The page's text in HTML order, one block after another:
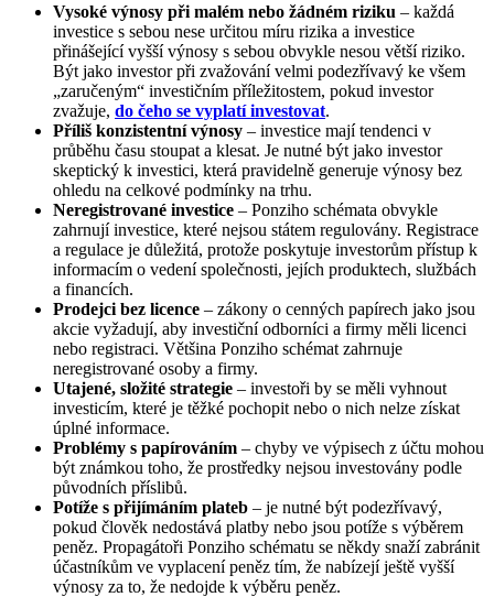
Vysoké výnosy při malém nebo žádném riziku – každá
investice s sebou nese určitou míru rizika a investice
přinášející vyšší výnosy s sebou obvykle nesou větší riziko.
Být jako investor při zvažování velmi podezřívavý ke všem
„zaručeným“ investičním příležitostem, pokud investor
zvažuje, do čeho se vyplatí investovat.
Příliš konzistentní výnosy – investice mají tendenci v
průběhu času stoupat a klesat. Je nutné být jako investor
skeptický k investici, která pravidelně generuje výnosy bez
ohledu na celkové podmínky na trhu.
Neregistrované investice – Ponziho schémata obvykle
zahrnují investice, které nejsou státem regulovány. Registrace
a regulace je důležitá, protože poskytuje investorům přístup k
informacím o vedení společnosti, jejích produktech, službách
a financích.
Prodejci bez licence – zákony o cenných papírech jako jsou
akcie vyžadují, aby investiční odborníci a firmy měli licenci
nebo registraci. Většina Ponziho schémat zahrnuje
neregistrované osoby a firmy.
Utajené, složité strategie – investoři by se měli vyhnout
investicím, které je těžké pochopit nebo o nich nelze získat
úplné informace.
Problémy s papírováním – chyby ve výpisech z účtu mohou
být známkou toho, že prostředky nejsou investovány podle
původních příslibů.
Potíže s přijímáním plateb – je nutné být podezřívavý,
pokud člověk nedostává platby nebo jsou potíže s výběrem
peněz. Propagátoři Ponziho schématu se někdy snaží zabránit
účastníkům ve vyplacení peněz tím, že nabízejí ještě vyšší
výnosy za to, že nedojde k výběru peněz.